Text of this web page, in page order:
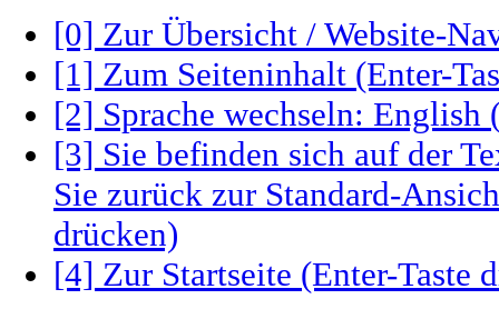
[0] Zur Übersicht / Website-
[1] Zum Seiteninhalt (Enter-
[2] Sprache wechseln: English
[3] Sie befinden sich auf der
Sie zurück zur Standard-
drücken)
[4] Zur Startseite (Enter-Taste